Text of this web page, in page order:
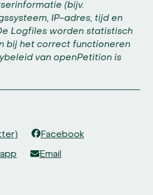
(bijv.
IP-adres, tijd en
Logfiles worden statistisch
bij het correct functioneren
van openPetition is
Facebook
Email